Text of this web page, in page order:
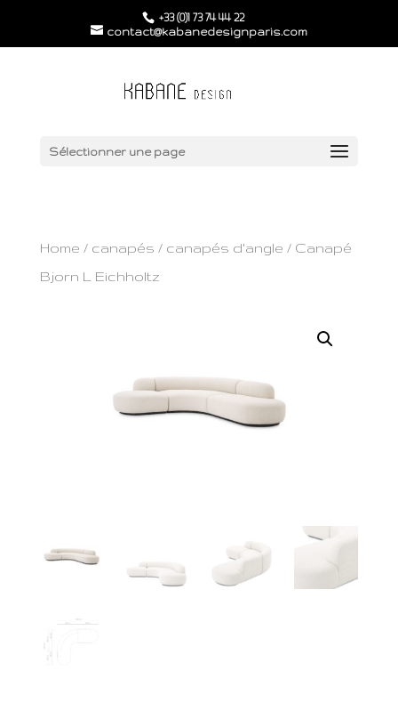
+33 (0)1 73 74 44 22
contact@kabanedesignparis.com
Sélectionner une page
Home / canapés / canapés d'angle / Canapé
Bjorn L Eichholtz